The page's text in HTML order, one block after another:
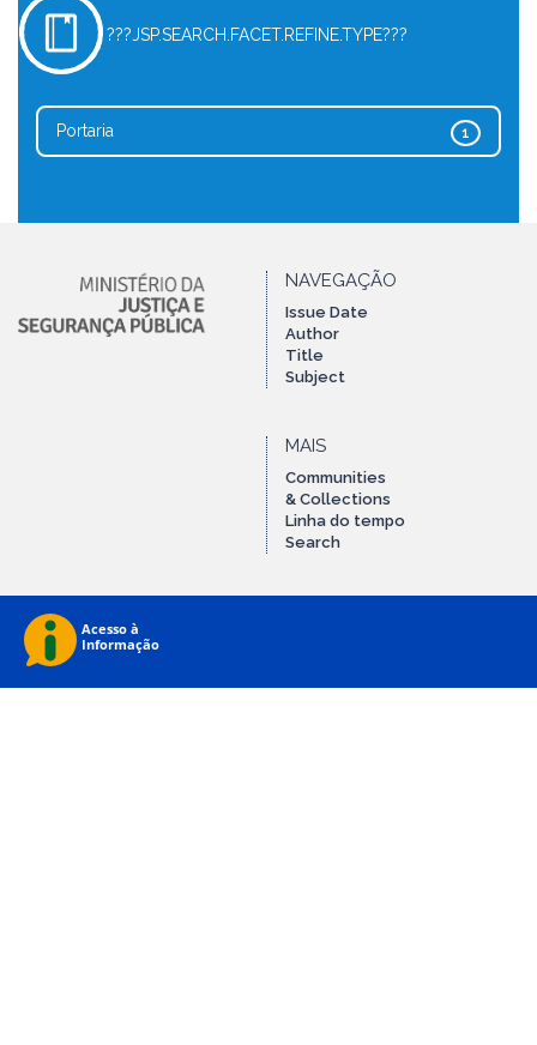
???JSP.SEARCH.FACET.REFINE.TYPE???
1
Portaria
NAVEGAÇÃO
Issue Date
Author
Title
Subject
MAIS
Communities
& Collections
Linha do tempo
Search